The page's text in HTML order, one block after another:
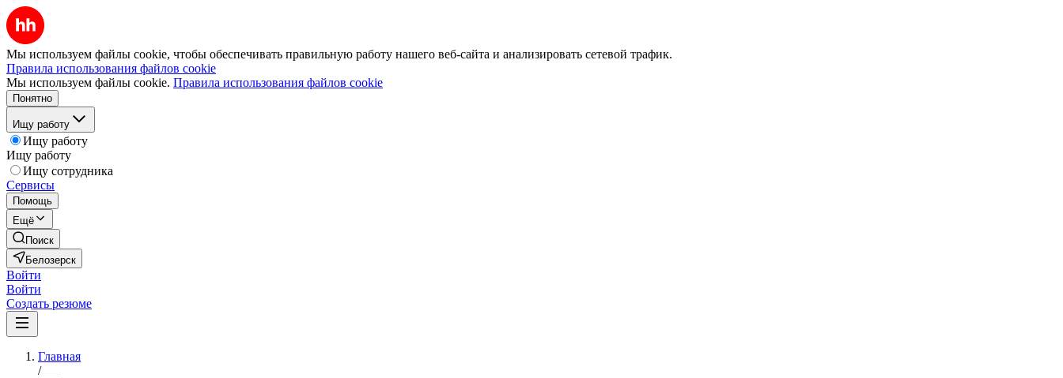
Мы используем файлы cookie, чтобы обеспечивать правильную работу нашего веб-сайта и анализировать сетевой трафик.
Правила использования файлов cookie
Мы используем файлы cookie. Правила использования файлов cookie
Понятно
Ищу работу
Ищу работу
Ищу работу
Ищу сотрудника
Сервисы
Помощь
Ещё
Поиск
Белозерск
Войти
Войти
Создать резюме
Главная
/